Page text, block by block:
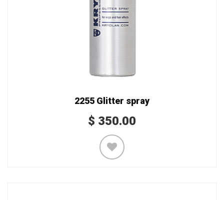
2255 Glitter spray
$ 350.00